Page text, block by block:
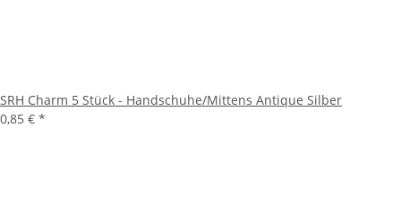
SRH Charm 5 Stück - Handschuhe/Mittens Antique Silber
0,85 € *